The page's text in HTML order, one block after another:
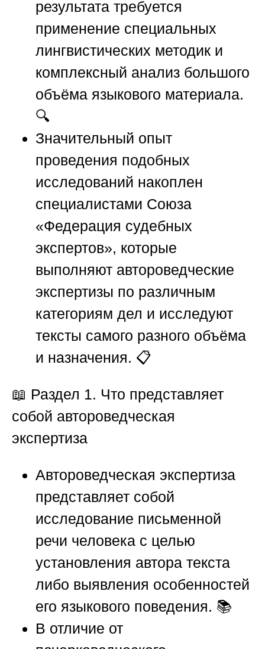
результата требуется
применение специальных
лингвистических методик и
комплексный анализ большого
объёма языкового материала.
🔍
Значительный опыт
проведения подобных
исследований накоплен
специалистами Союза
«Федерация судебных
экспертов», которые
выполняют автороведческие
экспертизы по различным
категориям дел и исследуют
тексты самого разного объёма
и назначения. 📋
📖 Раздел 1. Что представляет
собой автороведческая
экспертиза
Автороведческая экспертиза
представляет собой
исследование письменной
речи человека с целью
установления автора текста
либо выявления особенностей
его языкового поведения. 📚
В отличие от